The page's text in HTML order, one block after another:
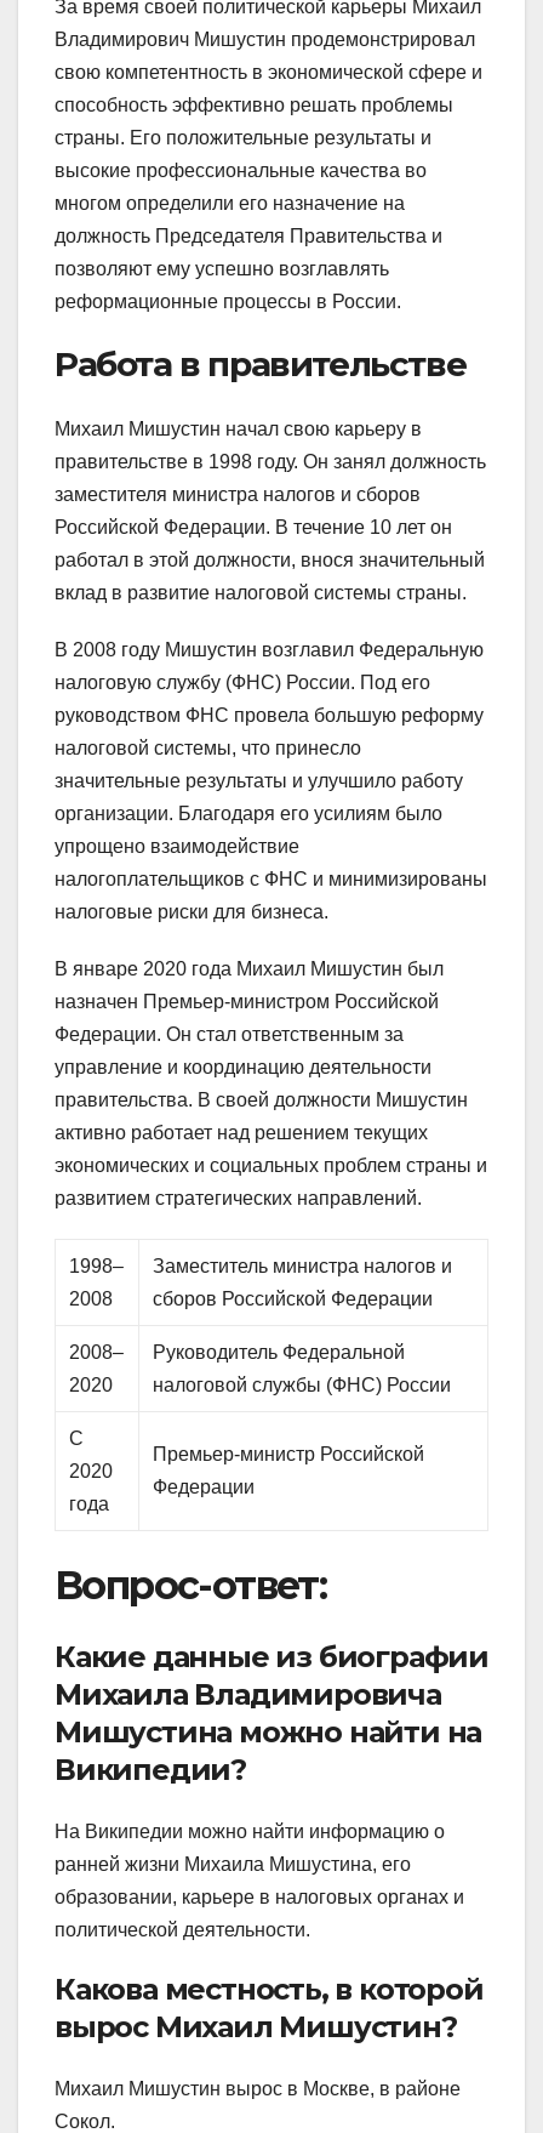
За время своей политической карьеры Михаил
Владимирович Мишустин продемонстрировал
свою компетентность в экономической сфере и
способность эффективно решать проблемы
страны. Его положительные результаты и
высокие профессиональные качества во
многом определили его назначение на
должность Председателя Правительства и
позволяют ему успешно возглавлять
реформационные процессы в России.
Работа в правительстве
Михаил Мишустин начал свою карьеру в
правительстве в 1998 году. Он занял должность
заместителя министра налогов и сборов
Российской Федерации. В течение 10 лет он
работал в этой должности, внося значительный
вклад в развитие налоговой системы страны.
В 2008 году Мишустин возглавил Федеральную
налоговую службу (ФНС) России. Под его
руководством ФНС провела большую реформу
налоговой системы, что принесло
значительные результаты и улучшило работу
организации. Благодаря его усилиям было
упрощено взаимодействие
налогоплательщиков с ФНС и минимизированы
налоговые риски для бизнеса.
В январе 2020 года Михаил Мишустин был
назначен Премьер-министром Российской
Федерации. Он стал ответственным за
управление и координацию деятельности
правительства. В своей должности Мишустин
активно работает над решением текущих
экономических и социальных проблем страны и
развитием стратегических направлений.
1998–
2008
Заместитель министра налогов и
сборов Российской Федерации
2008–
2020
Руководитель Федеральной
налоговой службы (ФНС) России
С
2020
года
Премьер-министр Российской
Федерации
Вопрос-ответ:
Какие данные из биографии
Михаила Владимировича
Мишустина можно найти на
Википедии?
На Википедии можно найти информацию о
ранней жизни Михаила Мишустина, его
образовании, карьере в налоговых органах и
политической деятельности.
Какова местность, в которой
вырос Михаил Мишустин?
Михаил Мишустин вырос в Москве, в районе
Сокол.